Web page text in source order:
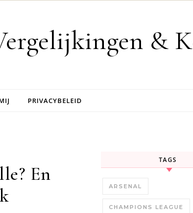
&
PRIVACYBELEID
En
TAGS
ARSENAL
CHAMPIONS LEAGUE